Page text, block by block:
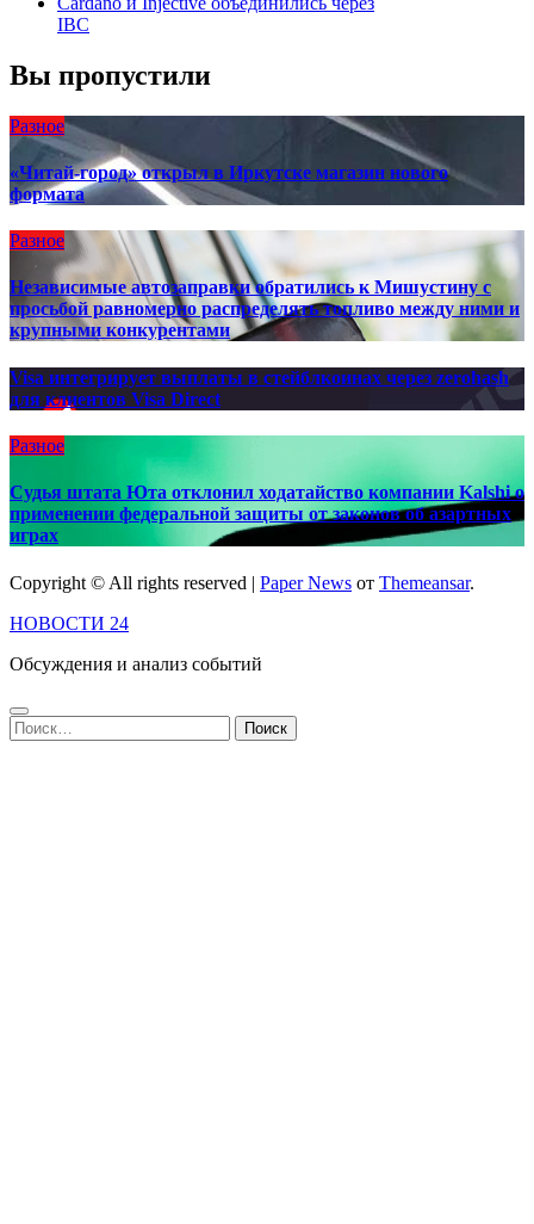
IBC
Вы пропустили
Разное
«Читай-город» открыл в Иркутске магазин нового
формата
Разное
Независимые автозаправки обратились к Мишустину с
просьбой равномерно распределять топливо между ними и
крупными конкурентами
Visa интегрирует выплаты в стейблкоинах через zerohash
для клиентов Visa Direct
Разное
Судья штата Юта отклонил ходатайство компании Kalshi о
применении федеральной защиты от законов об азартных
играх
Copyright © All rights reserved | Paper News от Themeansar.
НОВОСТИ 24
Обсуждения и анализ событий
Найти: